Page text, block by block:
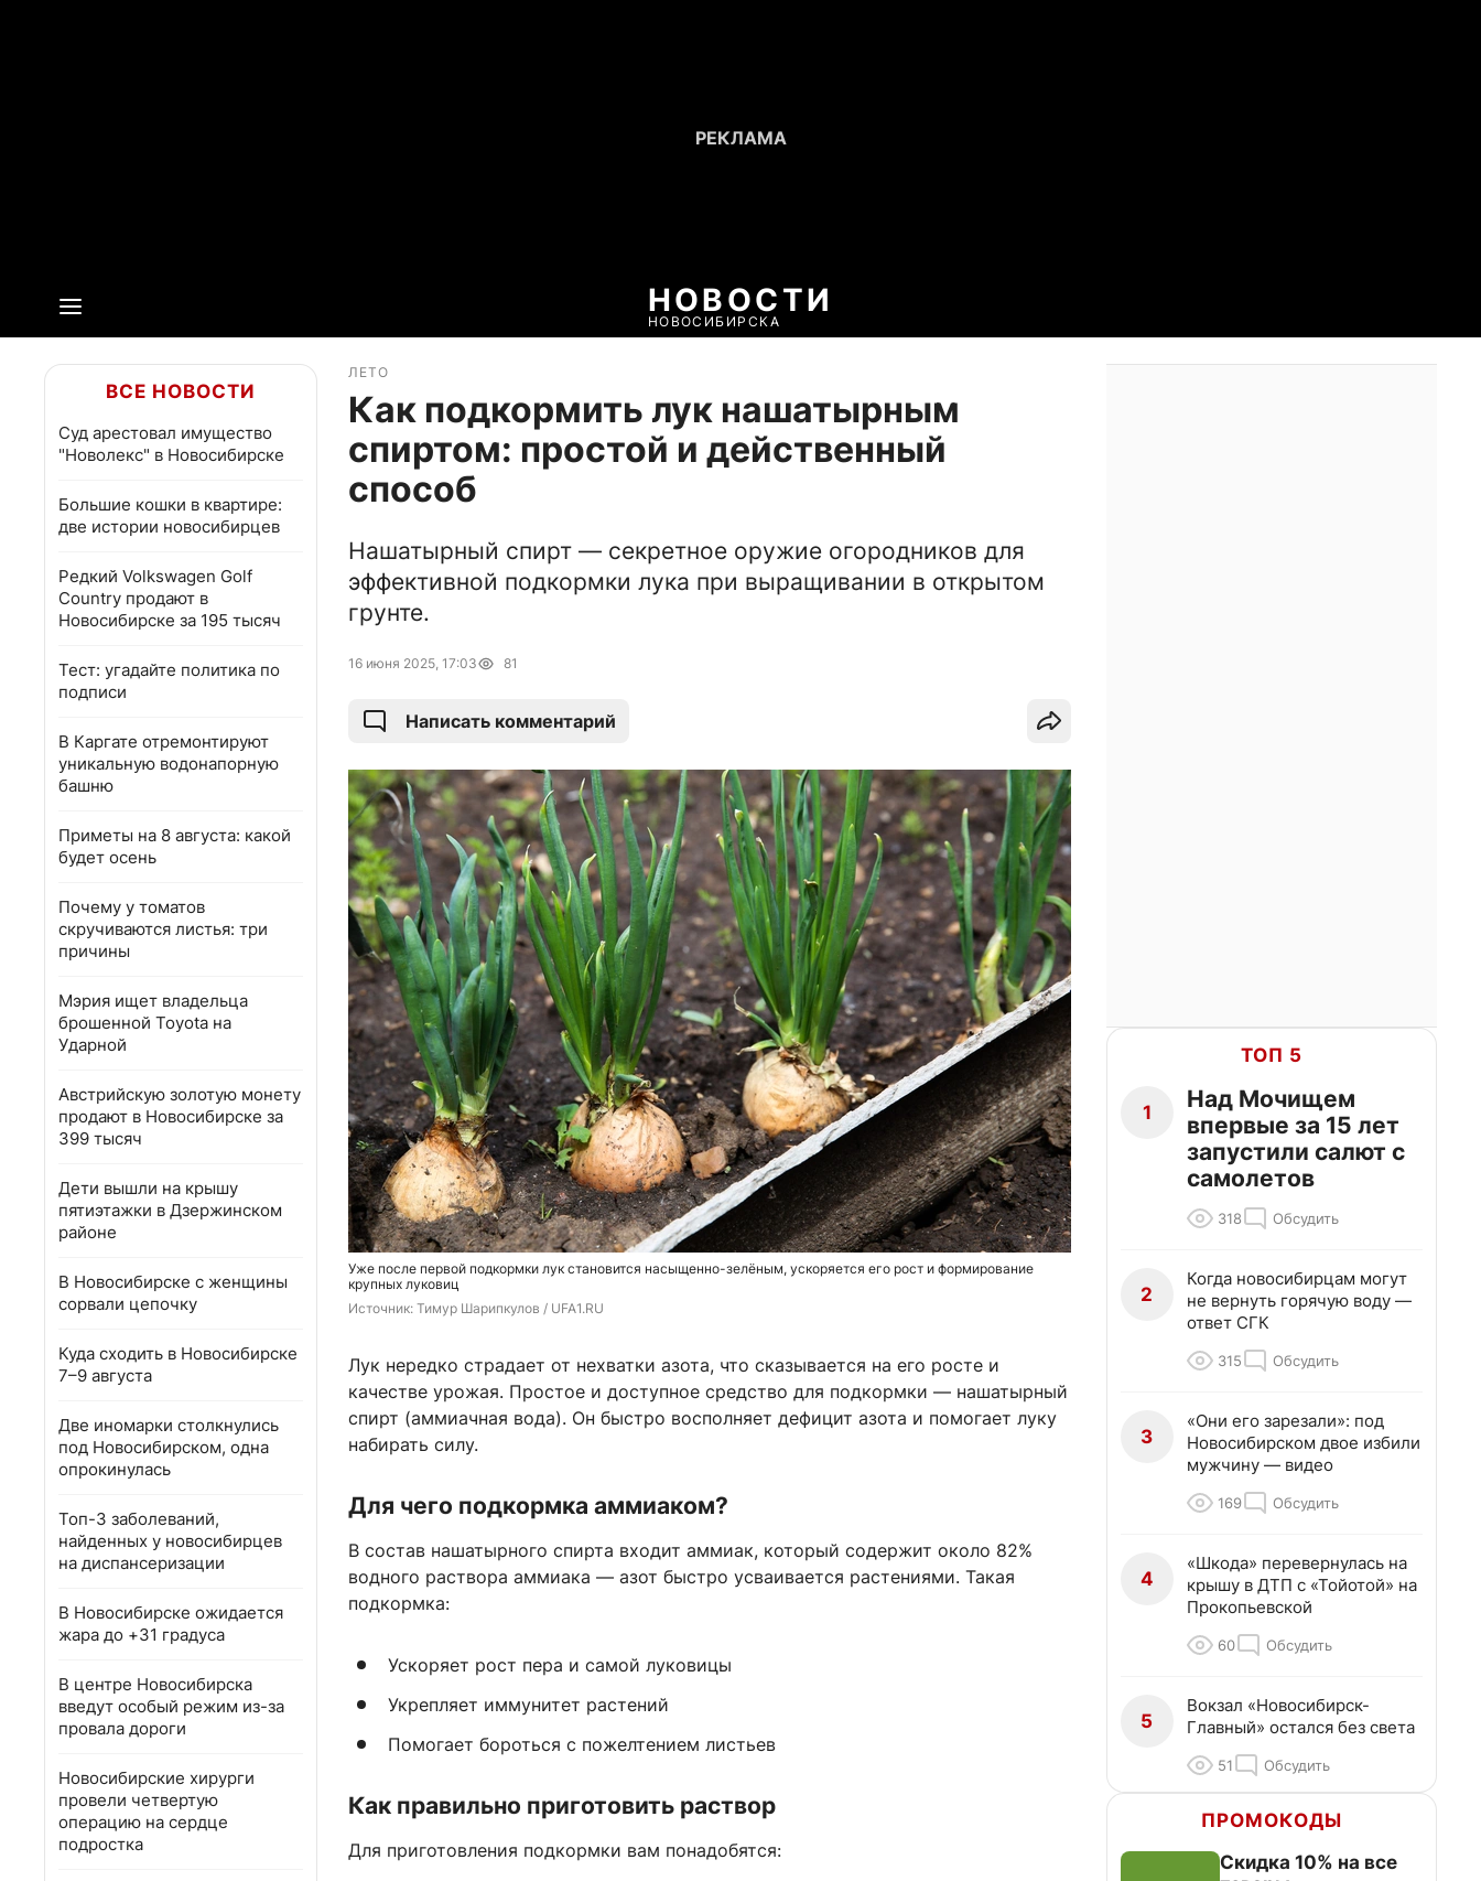
НОВОСТИ
НОВОСИБИРСКА
ВСЕ НОВОСТИ
Суд арестовал имущество
"Новолекс" в Новосибирске
Большие кошки в квартире:
две истории новосибирцев
Редкий Volkswagen Golf
Country продают в
Новосибирске за 195 тысяч
Тест: угадайте политика по
подписи
В Каргате отремонтируют
уникальную водонапорную
башню
Приметы на 8 августа: какой
будет осень
Почему у томатов
скручиваются листья: три
причины
Мэрия ищет владельца
брошенной Toyota на
Ударной
Австрийскую золотую монету
продают в Новосибирске за
399 тысяч
Дети вышли на крышу
пятиэтажки в Дзержинском
районе
В Новосибирске с женщины
сорвали цепочку
Куда сходить в Новосибирске
7–9 августа
Две иномарки столкнулись
под Новосибирском, одна
опрокинулась
Топ-3 заболеваний,
найденных у новосибирцев
на диспансеризации
В Новосибирске ожидается
жара до +31 градуса
В центре Новосибирска
введут особый режим из-за
провала дороги
Новосибирские хирурги
провели четвертую
операцию на сердце
подростка
ЛЕТО
Как подкормить лук нашатырным
спиртом: простой и действенный
способ
Нашатырный спирт — секретное оружие огородников для
эффективной подкормки лука при выращивании в открытом
грунте.
16 июня 2025, 17:03 81
Написать комментарий
Уже после первой подкормки лук становится насыщенно-зелёным, ускоряется его рост и формирование
крупных луковиц
Источник: Тимур Шарипкулов / UFA1.RU
Лук нередко страдает от нехватки азота, что сказывается на его росте и
качестве урожая. Простое и доступное средство для подкормки — нашатырный
спирт (аммиачная вода). Он быстро восполняет дефицит азота и помогает луку
набирать силу.
Для чего подкормка аммиаком?
В состав нашатырного спирта входит аммиак, который содержит около 82%
водного раствора аммиака — азот быстро усваивается растениями. Такая
подкормка:
Ускоряет рост пера и самой луковицы
Укрепляет иммунитет растений
Помогает бороться с пожелтением листьев
Как правильно приготовить раствор
Для приготовления подкормки вам понадобятся:
ТОП 5
1
Над Мочищем
впервые за 15 лет
запустили салют с
самолетов
318 Обсудить
2
Когда новосибирцам могут
не вернуть горячую воду —
ответ СГК
315 Обсудить
3
«Они его зарезали»: под
Новосибирском двое избили
мужчину — видео
169 Обсудить
4
«Шкода» перевернулась на
крышу в ДТП с «Тойотой» на
Прокопьевской
60 Обсудить
5
Вокзал «Новосибирск-
Главный» остался без света
51 Обсудить
ПРОМОКОДЫ
Скидка 10% на все